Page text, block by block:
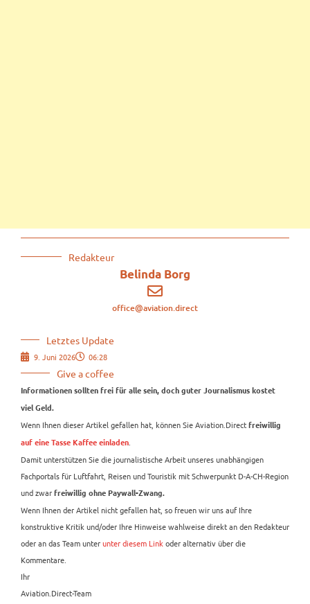
Redakteur
Belinda Borg
office@aviation.direct
Letztes Update
9. Juni 2026 06:28
Give a coffee
Informationen sollten frei für alle sein, doch guter Journalismus kostet
viel Geld.
Wenn Ihnen dieser Artikel gefallen hat, können Sie Aviation.Direct freiwillig
auf eine Tasse Kaffee einladen
Damit unterstützen Sie die journalistische Arbeit unseres unabhängigen
Fachportals für Luftfahrt, Reisen und Touristik mit Schwerpunkt D-A-CH-Region
und zwar freiwillig ohne Paywall-Zwang.
Wenn Ihnen der Artikel nicht gefallen hat, so freuen wir uns auf Ihre
konstruktive Kritik und/oder Ihre Hinweise wahlweise direkt an den Redakteur
oder an das Team unterunter diesem Link oder alternativ über die
Kommentare.
Ihr
Aviation.Direct-Team